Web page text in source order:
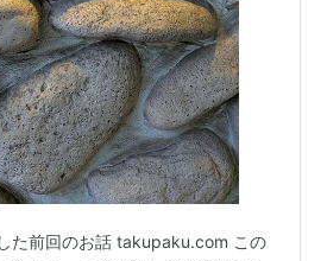
た前回のお話 takupaku.com この